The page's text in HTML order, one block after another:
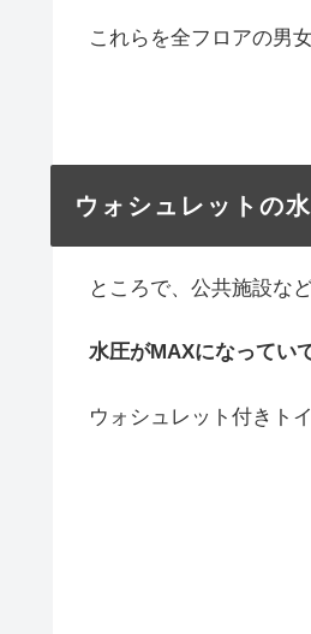
これらを全フロアの男
ウォシュレットの
ところで、公共施設な
水圧がMAXになってい
ウォシュレット付きト